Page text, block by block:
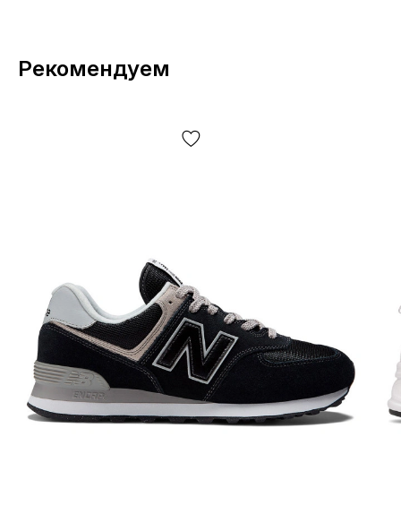
Рекомендуем